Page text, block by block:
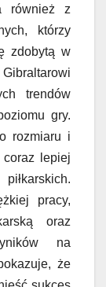
również z
którzy
zdobytą w
trendów
gry.
rozmiaru i
coraz lepiej
pracy,
oraz
na
że